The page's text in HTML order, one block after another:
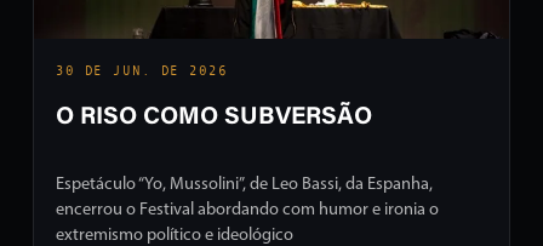
30 DE JUN. DE 2026
O RISO COMO SUBVERSÃO
Espetáculo “Yo, Mussolini”, de Leo Bassi, da Espanha,
encerrou o Festival abordando com humor e ironia o
extremismo político e ideológico